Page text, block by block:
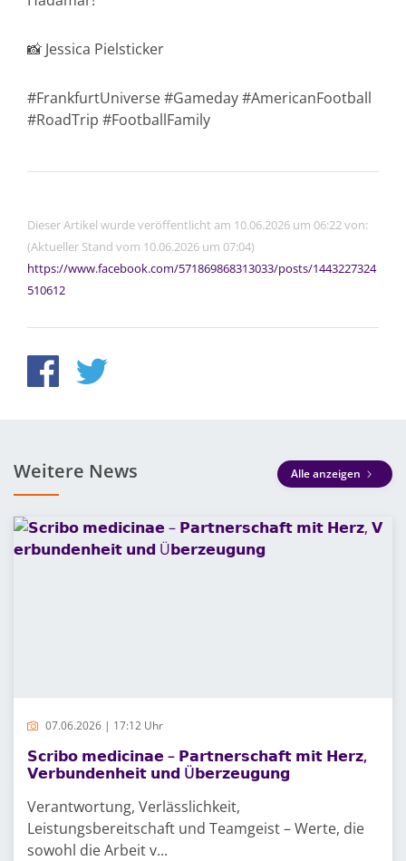
📸 Jessica Pielsticker
#FrankfurtUniverse #Gameday #AmericanFootball
#RoadTrip #FootballFamily
Dieser Artikel wurde veröffentlicht am 10.06.2026 um 06:22 von:
(Aktueller Stand vom 10.06.2026 um 07:04)
https://www.facebook.com/571869868313033/posts/1443227324
510612
Weitere News Alle anzeigen
07.06.2026 | 17:12 Uhr
𝗦𝗰𝗿𝗶𝗯𝗼 𝗺𝗲𝗱𝗶𝗰𝗶𝗻𝗮𝗲 – 𝗣𝗮𝗿𝘁𝗻𝗲𝗿𝘀𝗰𝗵𝗮𝗳𝘁 𝗺𝗶𝘁 𝗛𝗲𝗿𝘇,
𝗩𝗲𝗿𝗯𝘂𝗻𝗱𝗲𝗻𝗵𝗲𝗶𝘁 𝘂𝗻𝗱 Ü𝗯𝗲𝗿𝘇𝗲𝘂𝗴𝘂𝗻𝗴
Verantwortung, Verlässlichkeit,
Leistungsbereitschaft und Teamgeist – Werte, die
sowohl die Arbeit v...